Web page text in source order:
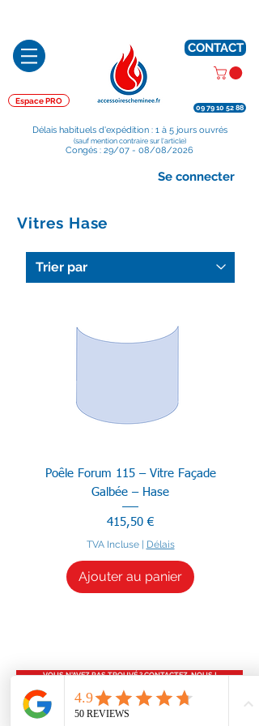
Espace PRO
CONTACT
09 79 10 52 88
Délais habituels d'expédition : 1 à 5 jours ouvrés
(sauf mention contraire sur l'article)
Congés : 29/07 - 08/08/2026
Se connecter
Vitres Hase
Poêle Forum 115 – Vitre Façade
Galbée – Hase
Prix
415,50 €
TVA Incluse| Délais
Ajouter au panier
VOUS N'AVEZ PAS TROUVÉ ? CONTACTEZ-NOUS !